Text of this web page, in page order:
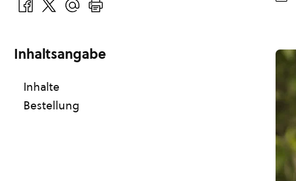
Inhaltsangabe
Inhalte
Bestellung